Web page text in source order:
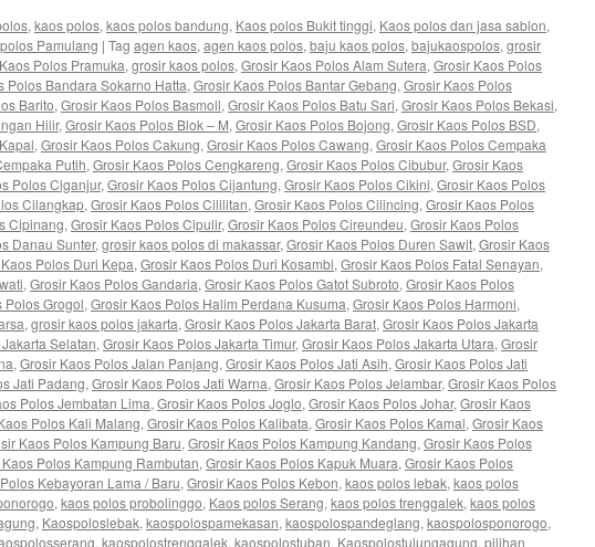
, kaos polos, kaos polos bandung, Kaos polos Bukit tinggi, Kaos polos dan jasa sablon,
Pamulang | Tag agen kaos, agen kaos polos, baju kaos polos, bajukaospolos, grosir
Polos Pramuka, grosir kaos polos, Grosir Kaos Polos Alam Sutera, Grosir Kaos Polos
Polos Bandara Sokarno Hatta, Grosir Kaos Polos Bantar Gebang, Grosir Kaos Polos
Barito, Grosir Kaos Polos Basmoll, Grosir Kaos Polos Batu Sari, Grosir Kaos Polos Bekasi,
Hilir, Grosir Kaos Polos Blok – M, Grosir Kaos Polos Bojong, Grosir Kaos Polos BSD,
, Grosir Kaos Polos Cakung, Grosir Kaos Polos Cawang, Grosir Kaos Polos Cempaka
Putih, Grosir Kaos Polos Cengkareng, Grosir Kaos Polos Cibubur, Grosir Kaos
Polos Ciganjur, Grosir Kaos Polos Cijantung, Grosir Kaos Polos Cikini, Grosir Kaos Polos
Cilangkap, Grosir Kaos Polos Cililitan, Grosir Kaos Polos Cilincing, Grosir Kaos Polos
Cipinang, Grosir Kaos Polos Cipulir, Grosir Kaos Polos Cireundeu, Grosir Kaos Polos
Danau Sunter, grosir kaos polos di makassar, Grosir Kaos Polos Duren Sawit, Grosir Kaos
Polos Duri Kepa, Grosir Kaos Polos Duri Kosambi, Grosir Kaos Polos Fatal Senayan,
, Grosir Kaos Polos Gandaria, Grosir Kaos Polos Gatot Subroto, Grosir Kaos Polos
Polos Grogol, Grosir Kaos Polos Halim Perdana Kusuma, Grosir Kaos Polos Harmoni,
, grosir kaos polos jakarta, Grosir Kaos Polos Jakarta Barat, Grosir Kaos Polos Jakarta
Selatan, Grosir Kaos Polos Jakarta Timur, Grosir Kaos Polos Jakarta Utara, Grosir
, Grosir Kaos Polos Jalan Panjang, Grosir Kaos Polos Jati Asih, Grosir Kaos Polos Jati
Jati Padang, Grosir Kaos Polos Jati Warna, Grosir Kaos Polos Jelambar, Grosir Kaos Polos
Polos Jembatan Lima, Grosir Kaos Polos Joglo, Grosir Kaos Polos Johar, Grosir Kaos
Polos Kali Malang, Grosir Kaos Polos Kalibata, Grosir Kaos Polos Kamal, Grosir Kaos
Kaos Polos Kampung Baru, Grosir Kaos Polos Kampung Kandang, Grosir Kaos Polos
Polos Kampung Rambutan, Grosir Kaos Polos Kapuk Muara, Grosir Kaos Polos
Kebayoran Lama / Baru, Grosir Kaos Polos Kebon, kaos polos lebak, kaos polos
, kaos polos probolinggo, Kaos polos Serang, kaos polos trenggalek, kaos polos
, Kaospoloslebak, kaospolospamekasan, kaospolospandeglang, kaospolosponorogo,
, kaospolostrenggalek, kaospolostuban, Kaospolostulungagung, pilihan